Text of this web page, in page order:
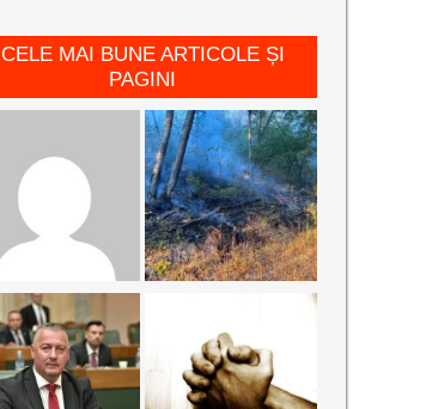
CELE MAI BUNE ARTICOLE ȘI
PAGINI